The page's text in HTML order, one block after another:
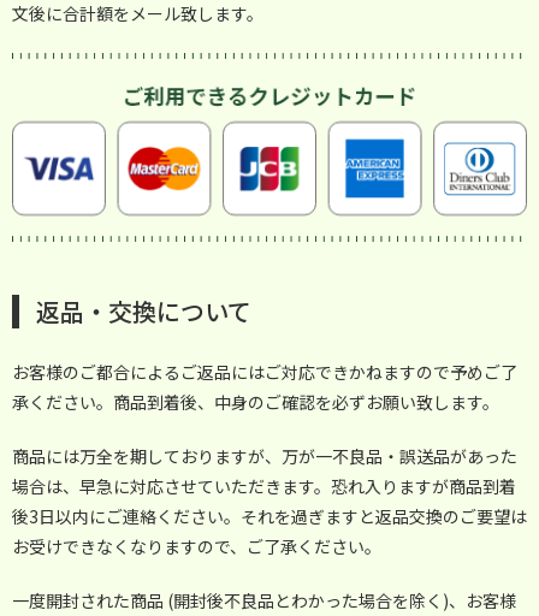
文後に合計額をメール致します。
返品・交換について
お客様のご都合によるご返品にはご対応できかねますので予めご了
承ください。商品到着後、中身のご確認を必ずお願い致します。
商品には万全を期しておりますが、万が一不良品・誤送品があった
場合は、早急に対応させていただきます。恐れ入りますが商品到着
後3日以内にご連絡ください。それを過ぎますと返品交換のご要望は
お受けできなくなりますので、ご了承ください。
一度開封された商品 (開封後不良品とわかった場合を除く)、お客様